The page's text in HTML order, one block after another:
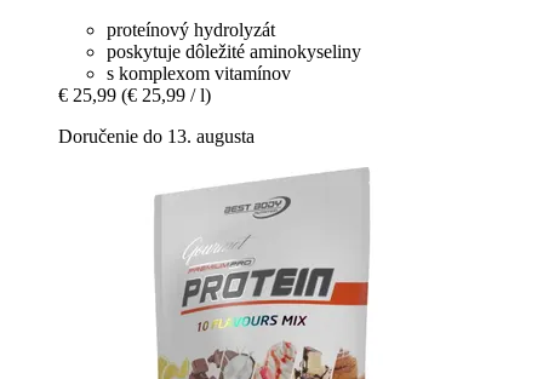
proteínový hydrolyzát
poskytuje dôležité aminokyseliny
s komplexom vitamínov
€ 25,99 (€ 25,99 / l)
Doručenie do 13. augusta